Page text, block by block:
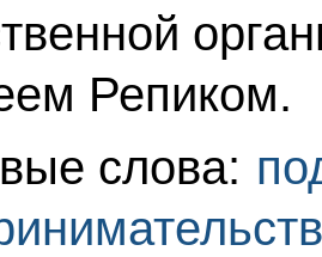
Репиком.
слова: